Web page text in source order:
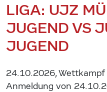
LIGA: UJZ
JUGEND VS
JUGEND
24.10.2026, Wettkampf
Anmeldung von